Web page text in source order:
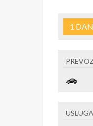
1
PREVOZ
USLUGA